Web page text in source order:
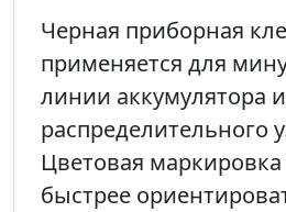
Черная приборная
применяется для
линии аккумулятора
распределительного
Цветовая
быстрее